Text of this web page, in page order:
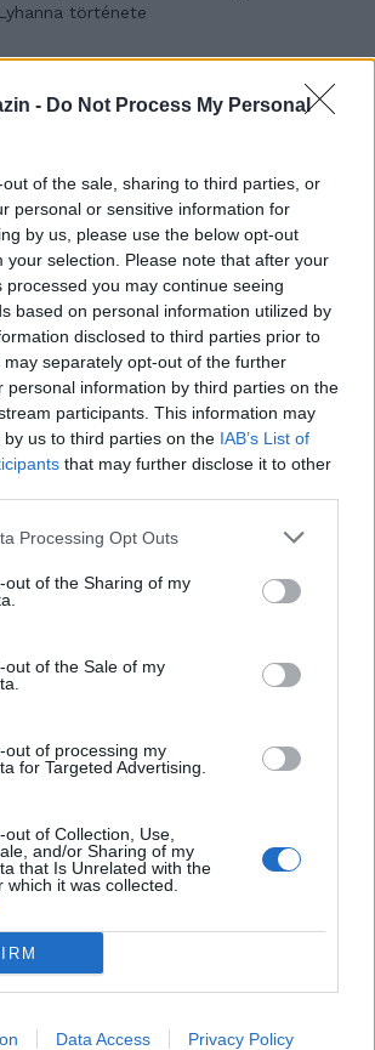
- Do Not Process My Personal
of the sale, sharing to third parties, or
personal or sensitive information for
by us, please use the below opt-out
your selection. Please note that after your
processed you may continue seeing
based on personal information utilized by
disclosed to third parties prior to
separately opt-out of the further
personal information by third parties on the
participants. This information may
us to third parties on the IAB’s List of
that may further disclose it to other
Processing Opt Outs
out of the Sharing of my
out of the Sale of my
out of processing my
for Targeted Advertising.
of Collection, Use,
and/or Sharing of my
that Is Unrelated with the
which it was collected.
Data Access Privacy Policy
Lyhanna története
Barnett: Gyilkosság a Garda-tónál 12.
szereti a fiatal lányokat 13. rész
10. rész
Minka 9. rész
tanács, ha jobban akarod érezni magad
– Villa...
– Ha egy...
és a szép szerelmek mítosza 2.